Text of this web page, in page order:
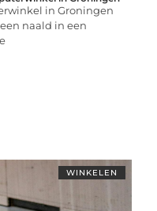
in Groningen
naald in een
WINKELEN